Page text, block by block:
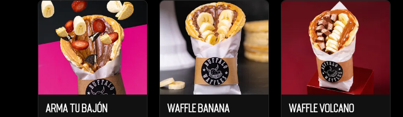
Arma tu Bajón
Waffle Banana
Waffle Volcano